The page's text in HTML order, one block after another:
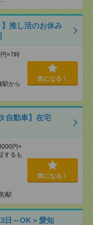
推し活のお休み
×7時
駅から
気になる！
自動車】在宅
円×
するも
)駅
気になる！
日～OK＞愛知